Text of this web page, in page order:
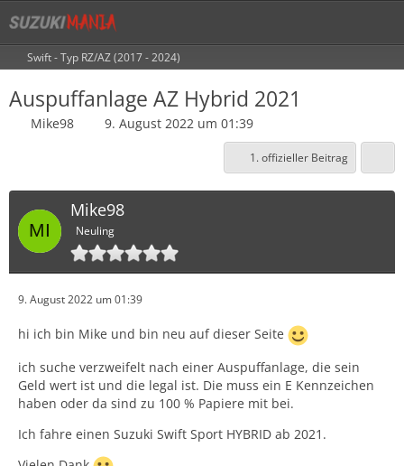
Swift - Typ RZ/AZ (2017 - 2024)
Auspuffanlage AZ Hybrid 2021
Mike98 9. August 2022 um 01:39
1. offizieller Beitrag
Mike98
Neuling
9. August 2022 um 01:39
hi ich bin Mike und bin neu auf dieser Seite
ich suche verzweifelt nach einer Auspuffanlage, die sein
Geld wert ist und die legal ist. Die muss ein E Kennzeichen
haben oder da sind zu 100 % Papiere mit bei.
Ich fahre einen Suzuki Swift Sport HYBRID ab 2021.